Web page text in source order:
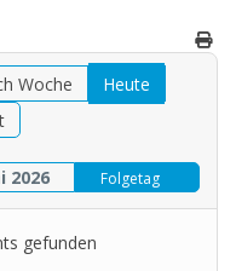
Woche
Heute
2026 Folgetag
gefunden